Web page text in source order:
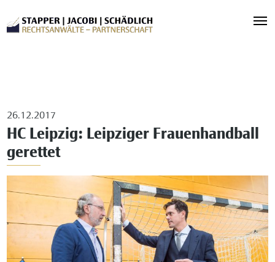
26.12.2017
HC Leipzig: Leipziger Frauenhandball
gerettet